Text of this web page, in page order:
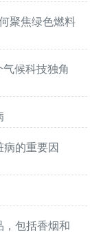
聚焦绿色燃料
候科技独角
病的重要因
，包括香烟和